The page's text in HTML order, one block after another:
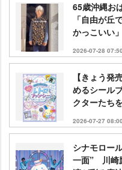
65歳沖縄お
「自由が丘
かっこいい」
2026-07-28 07:50
【きょう発
めるシール
クターたち
2026-07-27 08:00
シナモロー
一面” 川崎